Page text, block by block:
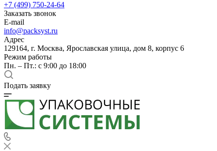
+7 (499) 750-24-64
Заказать звонок
E-mail
info@packsyst.ru
Адрес
129164, г. Москва, Ярославская улица, дом 8, корпус 6
Режим работы
Пн. – Пт.: с 9:00 до 18:00
Подать заявку